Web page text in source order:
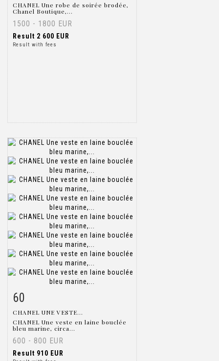
CHANEL Une robe de soirée brodée,
Chanel Boutique,...
1500 - 1800 EUR
Result 2 600 EUR
Result with fees
60
CHANEL UNE VESTE...
CHANEL Une veste en laine bouclée
bleu marine, circa...
600 - 800 EUR
Result 910 EUR